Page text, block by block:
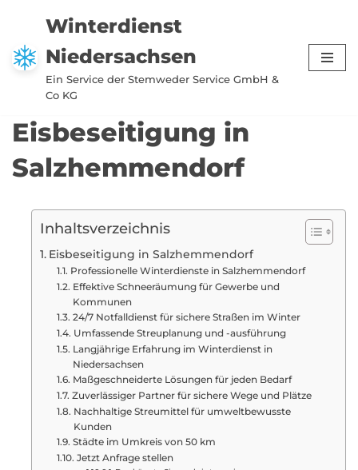
Zum
Inhalt
springen
Winterdienst
Niedersachsen
Ein Service der Stemweder Service GmbH &
Co KG
Eisbeseitigung in
Salzhemmendorf
Inhaltsverzeichnis
Eisbeseitigung in Salzhemmendorf
Professionelle Winterdienste in Salzhemmendorf
Effektive Schneeräumung für Gewerbe und
Kommunen
24/7 Notfalldienst für sichere Straßen im Winter
Umfassende Streuplanung und -ausführung
Langjährige Erfahrung im Winterdienst in
Niedersachsen
Maßgeschneiderte Lösungen für jeden Bedarf
Zuverlässiger Partner für sichere Wege und Plätze
Nachhaltige Streumittel für umweltbewusste
Kunden
Städte im Umkreis von 50 km
Jetzt Anfrage stellen